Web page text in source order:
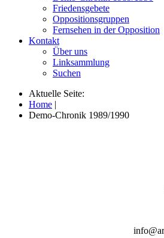
Friedensgebete
Oppositionsgruppen
Fernsehen in der Opposition
Kontakt
Über uns
Linksammlung
Suchen
Aktuelle Seite:
Home |
Demo-Chronik 1989/1990